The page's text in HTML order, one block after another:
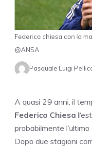
Federico chiesa con la
@ANSA
Pasquale Luigi
A quasi 29 anni, il
Federico Chiesa l
probabilmente
Dopo due stagioni